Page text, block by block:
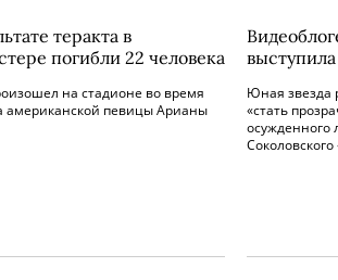
теракта в
погибли 22 человека
на стадионе во время
американской певицы Арианы
Юная звезда
«стать
осужденного